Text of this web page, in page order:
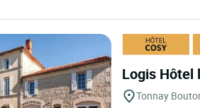
Logis Hôtel
Tonnay